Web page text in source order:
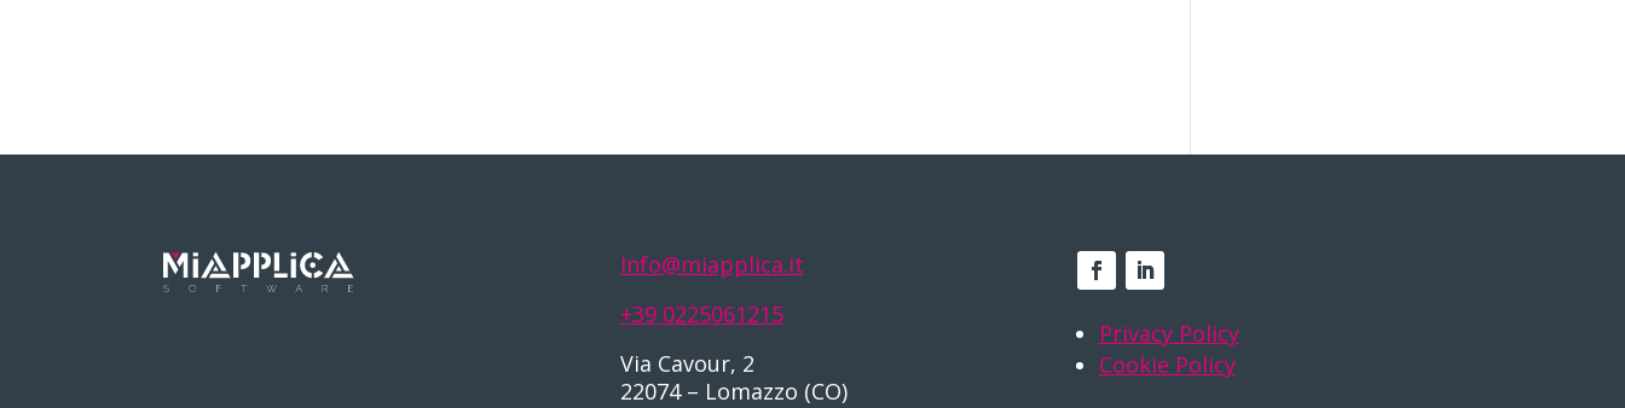
Info@miapplica.it
+39 0225061215
Via Cavour, 2
22074 – Lomazzo (CO)
Privacy Policy
Cookie Policy